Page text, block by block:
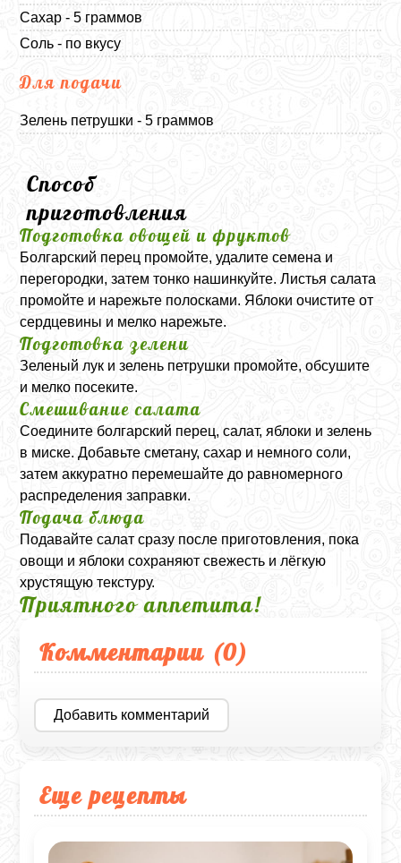
Сахар - 5 граммов
Соль - по вкусу
Для подачи
Зелень петрушки - 5 граммов
Способ
приготовления
Подготовка овощей и фруктов
Болгарский перец промойте, удалите семена и
перегородки, затем тонко нашинкуйте. Листья салата
промойте и нарежьте полосками. Яблоки очистите от
сердцевины и мелко нарежьте.
Подготовка зелени
Зеленый лук и зелень петрушки промойте, обсушите
и мелко посеките.
Смешивание салата
Соедините болгарский перец, салат, яблоки и зелень
в миске. Добавьте сметану, сахар и немного соли,
затем аккуратно перемешайте до равномерного
распределения заправки.
Подача блюда
Подавайте салат сразу после приготовления, пока
овощи и яблоки сохраняют свежесть и лёгкую
хрустящую текстуру.
Приятного аппетита!
Комментарии (0)
Добавить комментарий
Еще рецепты